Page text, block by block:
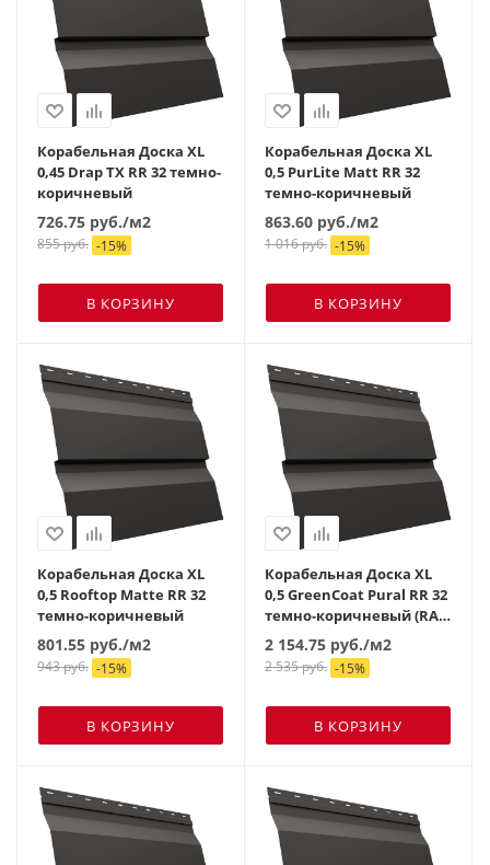
Корабельная Доска XL
0,45 Drap TX RR 32 темно-
коричневый
726.75 руб./м2
855руб. -15%
В КОРЗИНУ
Корабельная Доска XL
0,5 PurLite Мatt RR 32
темно-коричневый
863.60 руб./м2
1 016руб. -15%
В КОРЗИНУ
Корабельная Доска XL
0,5 Rooftop Matte RR 32
темно-коричневый
801.55 руб./м2
943руб. -15%
В КОРЗИНУ
Корабельная Доска XL
0,5 GreenСoat Pural RR 32
темно-коричневый (RAL
8019 серо-коричневый)
2 154.75 руб./м2
2 535руб. -15%
В КОРЗИНУ